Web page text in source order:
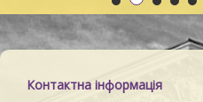
Контактна інформація